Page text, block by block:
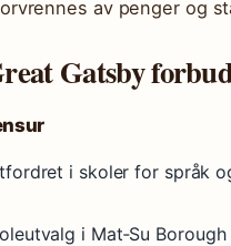
av penger og
Gatsby
i skoler for språk
i Mat‑Su